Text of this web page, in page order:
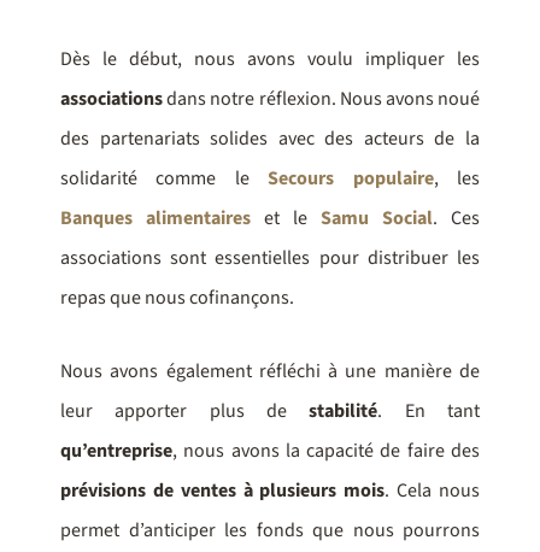
Dès le début, nous avons voulu impliquer les
associationsdans notre réflexion. Nous avons noué
des partenariats solides avec des acteurs de la
solidarité comme leSecours populaire, les
Banques alimentaires et le Samu Social. Ces
associations sont essentielles pour distribuer les
repas que nous cofinançons.
Nous avons également réfléchi à une manière de
leur apporter plus destabilité. En tant
qu’entreprise, nous avons la capacité de faire des
prévisions de ventes à plusieurs mois. Cela nous
permet d’anticiper les fonds que nous pourrons